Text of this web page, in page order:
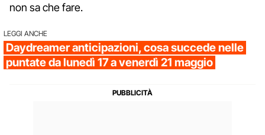
non sa che fare.
LEGGI ANCHE
Daydreamer anticipazioni, cosa succede nelle
puntate da lunedì 17 a venerdì 21 maggio